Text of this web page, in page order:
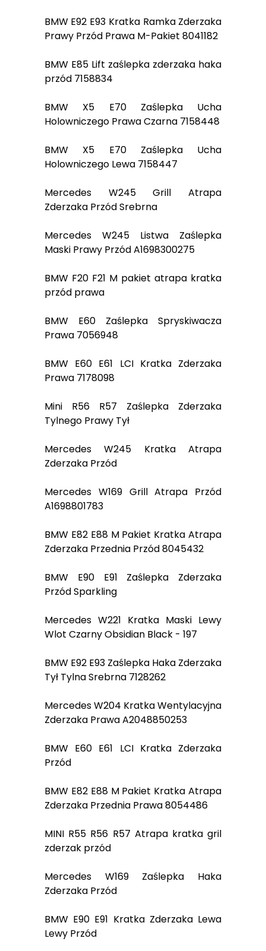
BMW E92 E93 Kratka Ramka Zderzaka
Prawy Przód Prawa M-Pakiet 8041182
BMW E85 Lift zaślepka zderzaka haka
przód 7158834
BMW X5 E70 Zaślepka Ucha
Holowniczego Prawa Czarna 7158448
BMW X5 E70 Zaślepka Ucha
Holowniczego Lewa 7158447
Mercedes W245 Grill Atrapa
Zderzaka Przód Srebrna
Mercedes W245 Listwa Zaślepka
Maski Prawy Przód A1698300275
BMW F20 F21 M pakiet atrapa kratka
przód prawa
BMW E60 Zaślepka Spryskiwacza
Prawa 7056948
BMW E60 E61 LCI Kratka Zderzaka
Prawa 7178098
Mini R56 R57 Zaślepka Zderzaka
Tylnego Prawy Tył
Mercedes W245 Kratka Atrapa
Zderzaka Przód
Mercedes W169 Grill Atrapa Przód
A1698801783
BMW E82 E88 M Pakiet Kratka Atrapa
Zderzaka Przednia Przód 8045432
BMW E90 E91 Zaślepka Zderzaka
Przód Sparkling
Mercedes W221 Kratka Maski Lewy
Wlot Czarny Obsidian Black - 197
BMW E92 E93 Zaślepka Haka Zderzaka
Tył Tylna Srebrna 7128262
Mercedes W204 Kratka Wentylacyjna
Zderzaka Prawa A2048850253
BMW E60 E61 LCI Kratka Zderzaka
Przód
BMW E82 E88 M Pakiet Kratka Atrapa
Zderzaka Przednia Prawa 8054486
MINI R55 R56 R57 Atrapa kratka gril
zderzak przód
Mercedes W169 Zaślepka Haka
Zderzaka Przód
BMW E90 E91 Kratka Zderzaka Lewa
Lewy Przód